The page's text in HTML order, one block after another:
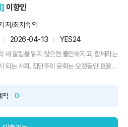
이향인
저/최지숙 역
2026-04-13
YES24
새 알림을 읽지 않으면 불안해지고, 함께라는
되는 사회. 집단주의 문화는 오랫동안 효율과
럼 제시되는 감정에 동의해야 하고, 분위기에
약 0